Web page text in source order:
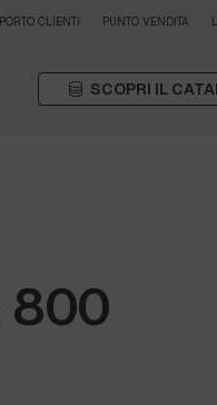
CLIENTI PUNTO VENDITA
SCOPRI IL
800